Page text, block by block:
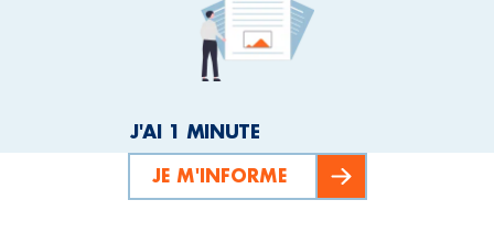
J'AI 1 MINUTE
JE M'INFORME